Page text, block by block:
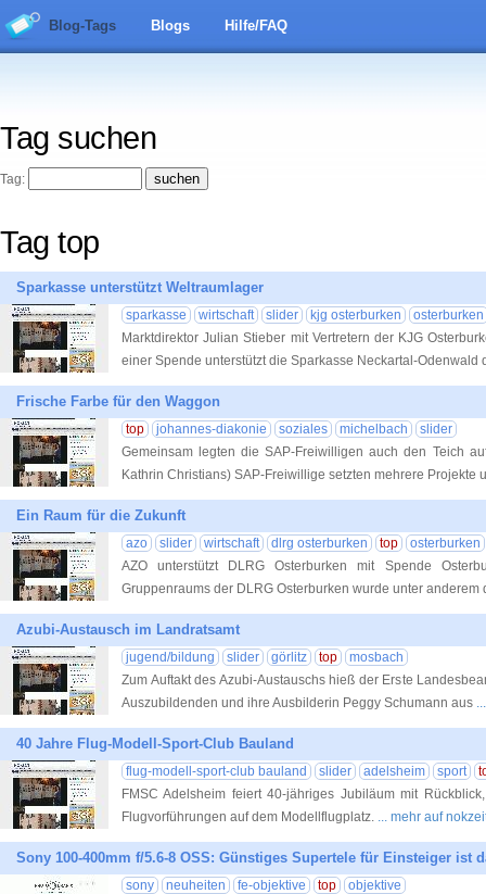
Blog-Tags Blogs Hilfe/FAQ
Tag suchen
Tag:
Tag top
Sparkasse unterstützt Weltraumlager
sparkasse wirtschaft slider kjg osterburken
osterburken
Marktdirektor Julian Stieber mit Vertretern der KJG
einer Spende unterstützt die Sparkasse Neckartal-Odenwald
Frische Farbe für den Waggon
top johannes-diakonie soziales michelbach
slider
Gemeinsam legten die SAP-Freiwilligen auch den Teich
Kathrin Christians) SAP-Freiwillige setzten mehrere Projekte
Ein Raum für die Zukunft
azo slider wirtschaft dlrg osterburken top
osterburken
AZO unterstützt DLRG Osterburken mit Spende
Gruppenraums der DLRG Osterburken wurde unter
Azubi-Austausch im Landratsamt
jugend/bildung slider görlitz top
mosbach
Zum Auftakt des Azubi-Austauschs hieß der Erste
Auszubildenden und ihre Ausbilderin Peggy Schumann aus
40 Jahre Flug-Modell-Sport-Club Bauland
flug-modell-sport-club bauland slider adelsheim sport
FMSC Adelsheim feiert 40-jähriges Jubiläum mit
Flugvorführungen auf dem Modellflugplatz. ... mehr auf
Sony 100-400mm f/5.6-8 OSS: Günstiges Supertele für Einsteiger ist
sony neuheiten fe-objektive top
objektive